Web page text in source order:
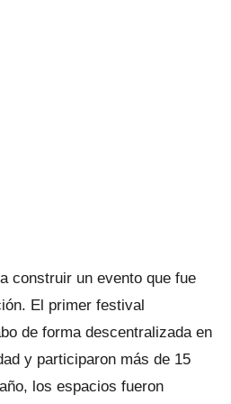
construir un evento que fue
El primer festival
de forma descentralizada en
y participaron más de 15
los espacios fueron